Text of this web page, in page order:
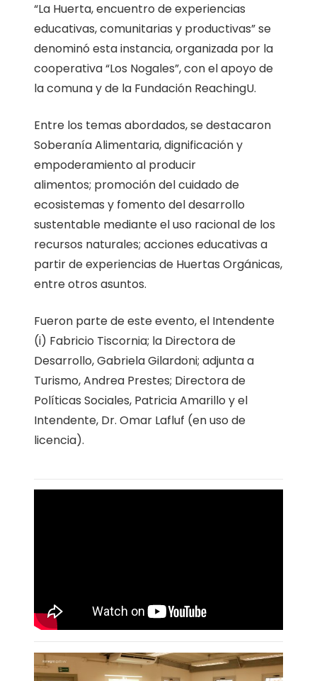
“La Huerta, encuentro de experiencias
educativas, comunitarias y productivas” se
denominó esta instancia, organizada por la
cooperativa “Los Nogales”, con el apoyo de
la comuna y de la Fundación ReachingU.
Entre los temas abordados, se destacaron
Soberanía Alimentaria, dignificación y
empoderamiento al producir
alimentos; promoción del cuidado de
ecosistemas y fomento del desarrollo
sustentable mediante el uso racional de los
recursos naturales; acciones educativas a
partir de experiencias de Huertas Orgánicas,
entre otros asuntos.
Fueron parte de este evento, el Intendente
(i) Fabricio Tiscornia; la Directora de
Desarrollo, Gabriela Gilardoni; adjunta a
Turismo, Andrea Prestes; Directora de
Políticas Sociales, Patricia Amarillo y el
Intendente, Dr. Omar Lafluf (en uso de
licencia).